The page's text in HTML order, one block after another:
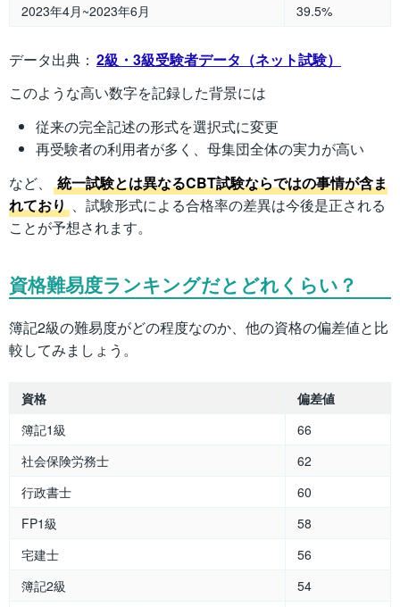
2023年4月~2023年6月
39.5%
データ出典： 2級・3級受験者データ（ネット試験）
このような高い数字を記録した背景には
従来の完全記述の形式を選択式に変更
再受験者の利用者が多く、母集団全体の実力が高い
など、
統一試験とは異なるCBT試験ならではの事情が含ま
れており 、試験形式による合格率の差異は今後是正される
ことが予想されます。
資格難易度ランキングだとどれくらい？
簿記2級の難易度がどの程度なのか、他の資格の偏差値と比
較してみましょう。
資格
偏差値
簿記1級
66
社会保険労務士
62
行政書士
60
FP1級
58
宅建士
56
簿記2級
54